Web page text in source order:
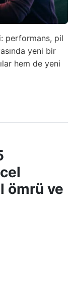
performans, pil
yeni bir
hem de yeni
ömrü ve